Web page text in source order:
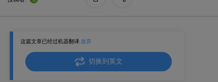
这篇文章已经过机器翻译.放弃
切换到英文